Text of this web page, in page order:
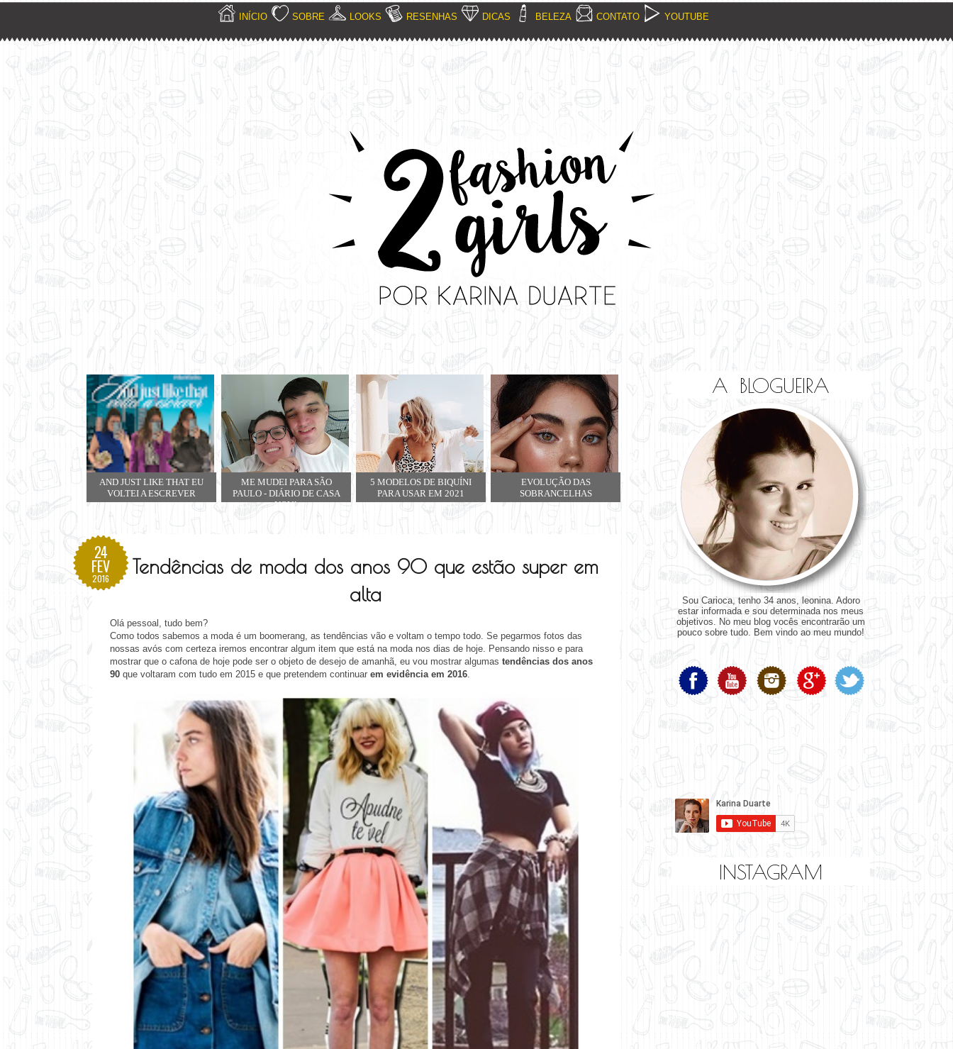
INÍCIO SOBRE LOOKS RESENHAS DICAS BELEZA CONTATO YOUTUBE
AND JUST LIKE THAT EU
VOLTEI A ESCREVER
ME MUDEI PARA SÃO
PAULO - DIÁRIO DE CASA
NOVA
5 MODELOS DE BIQUÍNI
PARA USAR EM 2021
EVOLUÇÃO DAS
SOBRANCELHAS
24
FEV
2016
Tendências de moda dos anos 90 que estão super em
alta
Olá pessoal, tudo bem?
Como todos sabemos a moda é um boomerang, as tendências vão e voltam o tempo todo. Se pegarmos fotos das
nossas avós com certeza iremos encontrar algum item que está na moda nos dias de hoje. Pensando nisso e para
mostrar que o cafona de hoje pode ser o objeto de desejo de amanhã, eu vou mostrar algumas tendências dos anos
90 que voltaram com tudo em 2015 e que pretendem continuar em evidência em 2016.
A BLOGUEIRA
Sou Carioca, tenho 34 anos, leonina. Adoro
estar informada e sou determinada nos meus
objetivos. No meu blog vocês encontrarão um
pouco sobre tudo. Bem vindo ao meu mundo!
INSTAGRAM